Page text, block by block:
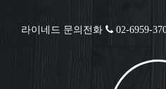
라이네드 문의전화 02-6959-